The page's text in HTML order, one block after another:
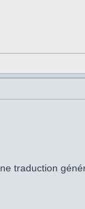
traduction